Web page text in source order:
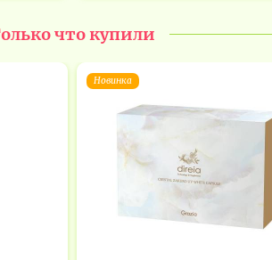
что купили
Новинка